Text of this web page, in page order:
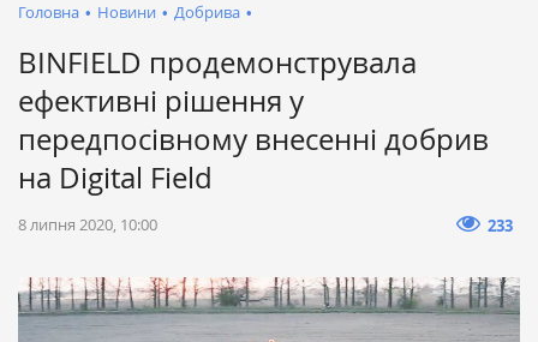
Головна • Новини • Добрива •
BINFIELD продемонструвала
ефективні рішення у
передпосівному внесенні добрив
на Digital Field
8 липня 2020, 10:00 233